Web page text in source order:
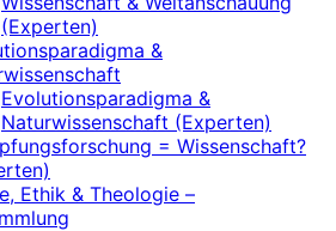
(Experten)
&
Evolutionsparadigma &
Naturwissenschaft (Experten)
= Wissenschaft?
Ethik & Theologie –